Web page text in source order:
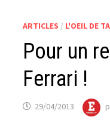
ARTICLES / L'OEIL DE
Pour un
Ferrari !
29/04/2013